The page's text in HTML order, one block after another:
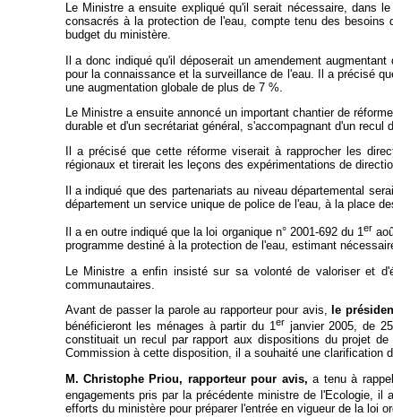
Le Ministre a ensuite expliqué qu'il serait nécessaire, dans
consacrés à la protection de l'eau, compte tenu des
budget du ministère.
Il a donc indiqué qu'il déposerait un amendement
pour la connaissance et la surveillance de l'eau. Il a précisé
une augmentation globale de plus de 7 %.
Le Ministre a ensuite annoncé un important chantier de
durable et d'un secrétariat général, s'accompagnant d'un recul
Il a précisé que cette réforme viserait à rapprocher les
régionaux et tirerait les leçons des expérimentations de
Il a indiqué que des partenariats au niveau départemental
département un service unique de police de l'eau, à la place
Il a en outre indiqué que la loi organique n° 2001-692 du 1er
programme destiné à la protection de l'eau, estimant
Le Ministre a enfin insisté sur sa volonté de valoriser et
communautaires.
Avant de passer la parole au rapporteur pour avis, le
bénéficieront les ménages à partir du 1er janvier 2005, de
constituait un recul par rapport aux dispositions du projet
Commission à cette disposition, il a souhaité une clarification
M. Christophe Priou, rapporteur pour avis, a tenu à
engagements pris par la précédente ministre de l'Ecologie,
efforts du ministère pour préparer l'entrée en vigueur de la loi